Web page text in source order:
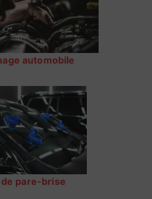
automobile
de pare-brise